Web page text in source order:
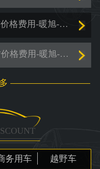
昆明@中巴车租赁汽车租赁价格费用-暖旭-「商务车租赁」
昆明会议接待用车汽车租赁价格费用-暖旭-「包车出行」
务用车 越野车